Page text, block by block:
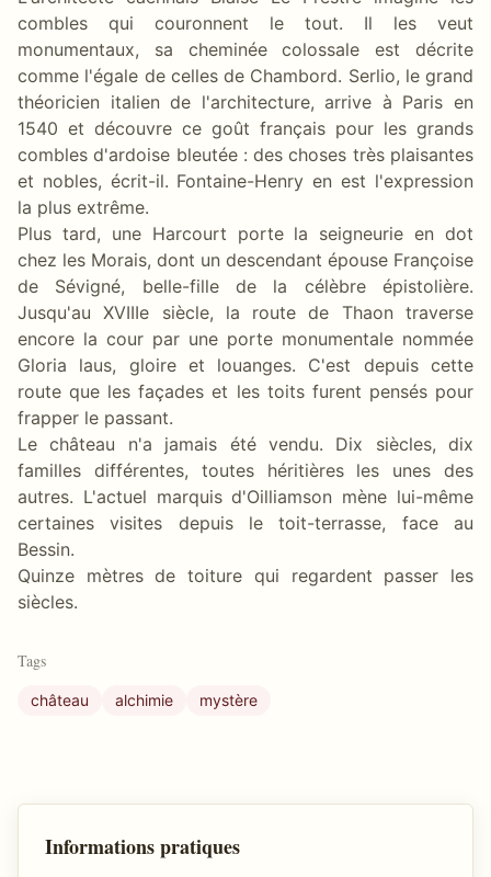
combles qui couronnent le tout. Il les veut
monumentaux, sa cheminée colossale est décrite
comme l'égale de celles de Chambord. Serlio, le grand
théoricien italien de l'architecture, arrive à Paris en
1540 et découvre ce goût français pour les grands
combles d'ardoise bleutée : des choses très plaisantes
et nobles, écrit-il. Fontaine-Henry en est l'expression
la plus extrême.
Plus tard, une Harcourt porte la seigneurie en dot
chez les Morais, dont un descendant épouse Françoise
de Sévigné, belle-fille de la célèbre épistolière.
Jusqu'au XVIIIe siècle, la route de Thaon traverse
encore la cour par une porte monumentale nommée
Gloria laus, gloire et louanges. C'est depuis cette
route que les façades et les toits furent pensés pour
frapper le passant.
Le château n'a jamais été vendu. Dix siècles, dix
familles différentes, toutes héritières les unes des
autres. L'actuel marquis d'Oilliamson mène lui-même
certaines visites depuis le toit-terrasse, face au
Bessin.
Quinze mètres de toiture qui regardent passer les
siècles.
Tags
château alchimie mystère
Informations pratiques